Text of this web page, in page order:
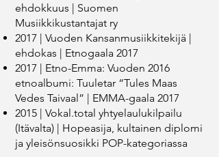
ehdokkuus | Suomen
Musiikkikustantajat ry
2017 | Vuoden Kansanmusiikkitekijä |
ehdokas | Etnogaala 2017
2017 | Etno­-Emma: Vuoden 2016
etnoalbumi: Tuuletar “Tules Maas
Vedes Taivaal” | EMMA-gaala 2017
​2015 | Vokal.total ­yhtyelaulukilpailu
(Itävalta) | Hopeasija, kultainen diplomi
ja yleisönsuosikki POP­-kategoriassa